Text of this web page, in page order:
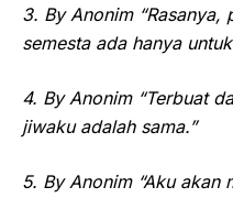
3. By Anonim “Rasanya,
semesta ada hanya
4. By Anonim “Terbuat
jiwaku adalah sama.”
5. By Anonim “Aku akan